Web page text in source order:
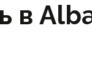
в